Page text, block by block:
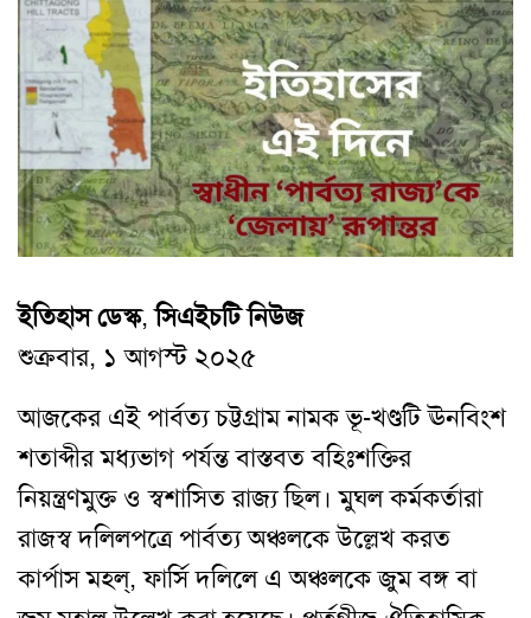
ইতিহাস ডেস্ক,সিএইচটি নিউজ
শুক্রবার, ১ আগস্ট ২০২৫
আজকের এই পার্বত্য চট্টগ্রাম নামক ভূ-খণ্ডটি ঊনবিংশ
শতাব্দীর মধ্যভাগ পর্যন্ত বাস্তবত বহিঃশক্তির
নিয়ন্ত্রণমুক্ত ও স্বশাসিত রাজ্য ছিল। মুঘল কর্মকর্তারা
রাজস্ব দলিলপত্রে পার্বত্য অঞ্চলকে উল্লেখ করত
কার্পাস মহল্, ফার্সি দলিলে এ অঞ্চলকে জুম বঙ্গ বা